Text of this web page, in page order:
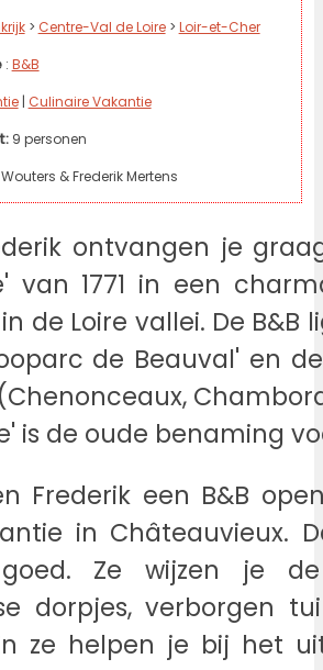
> Centre-Val de Loire> Loir-et-Cher
: B&B
| Culinaire Vakantie
9 personen
& Frederik Mertens
ontvangen je
van 1771 in een
de Loire vallei. De
de Beauval' en
is de oude benaming
Frederik een B&B
in Châteauvieux.
Ze wijzen je
dorpjes, verborgen
ze helpen je bij het